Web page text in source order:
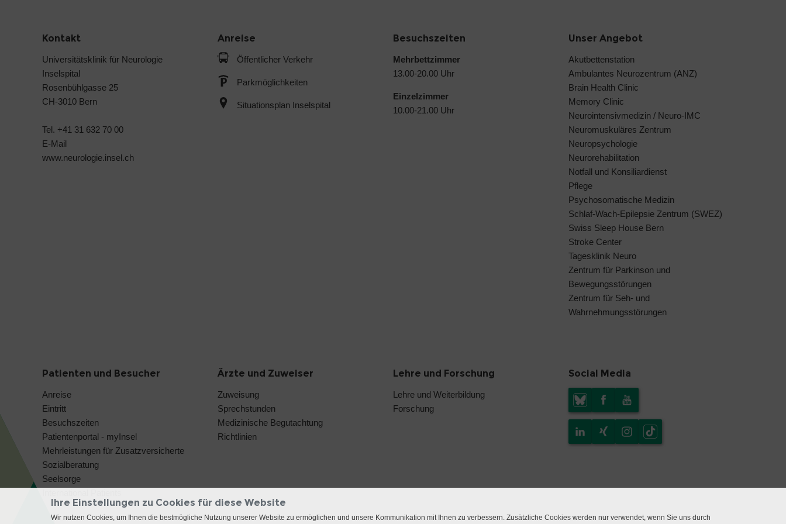
Kontakt
Universitätsklinik für Neurologie
Inselspital
Rosenbühlgasse 25
CH-3010 Bern
Tel. +41 31 632 70 00
E-Mail
www.neurologie.insel.ch
Anreise
Öffentlicher Verkehr
Parkmöglichkeiten
Situationsplan Inselspital
Besuchszeiten
Mehrbettzimmer
13.00-20.00 Uhr
Einzelzimmer
10.00-21.00 Uhr
Unser Angebot
Akutbettenstation
Ambulantes Neurozentrum (ANZ)
Brain Health Clinic
Memory Clinic
Neurointensivmedizin / Neuro-IMC
Neuromuskuläres Zentrum
Neuropsychologie
Neurorehabilitation
Notfall und Konsiliardienst
Pflege
Psychosomatische Medizin
Schlaf-Wach-Epilepsie Zentrum (SWEZ)
Swiss Sleep House Bern
Stroke Center
Tagesklinik Neuro
Zentrum für Parkinson und
Bewegungsstörungen
Zentrum für Seh- und
Wahrnehmungsstörungen
Patienten und Besucher
Anreise
Eintritt
Besuchszeiten
Patientenportal - myInsel
Mehrleistungen für Zusatzversicherte
Sozialberatung
Seelsorge
Ärzte und Zuweiser
Zuweisung
Sprechstunden
Medizinische Begutachtung
Richtlinien
Lehre und Forschung
Lehre und Weiterbildung
Forschung
Social Media
Ihre Einstellungen zu Cookies für diese Website
Wir nutzen Cookies, um Ihnen die bestmögliche Nutzung unserer Website zu ermöglichen und unsere Kommunikation mit Ihnen zu verbessern. Zusätzliche Cookies werden nur verwendet, wenn Sie uns durch